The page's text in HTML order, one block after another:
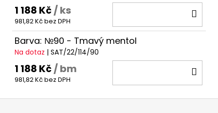
1 188 Kč/ ks
981,82 Kč bez DPH
Barva: №90 - Tmavý mentol
Na dotaz | SAT/22/114/90
1 188 Kč/ bm
981,82 Kč bez DPH
Z